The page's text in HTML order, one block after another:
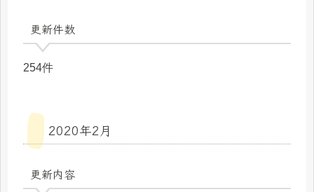
更新件数
254件
2020年2月
更新内容